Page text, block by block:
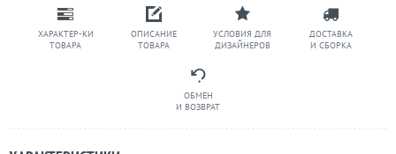
ХАРАКТЕР-КИ
ТОВАРА
ОПИСАНИЕ
ТОВАРА
УСЛОВИЯ ДЛЯ
ДИЗАЙНЕРОВ
ДОСТАВКА
И СБОРКА
ОБМЕН
И ВОЗВРАТ